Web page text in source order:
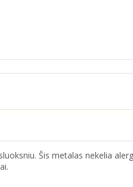
Šis metalas nekelia